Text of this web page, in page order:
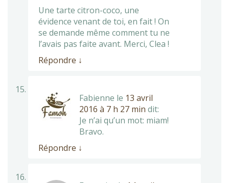
Une tarte citron-coco, une
évidence venant de toi, en fait ! On
se demande même comment tu ne
l’avais pas faite avant. Merci, Clea !
Répondre ↓
Fabienne le 13 avril
2016 à 7 h 27 min dit:
Je n’ai qu’un mot: miam!
Bravo.
Répondre ↓